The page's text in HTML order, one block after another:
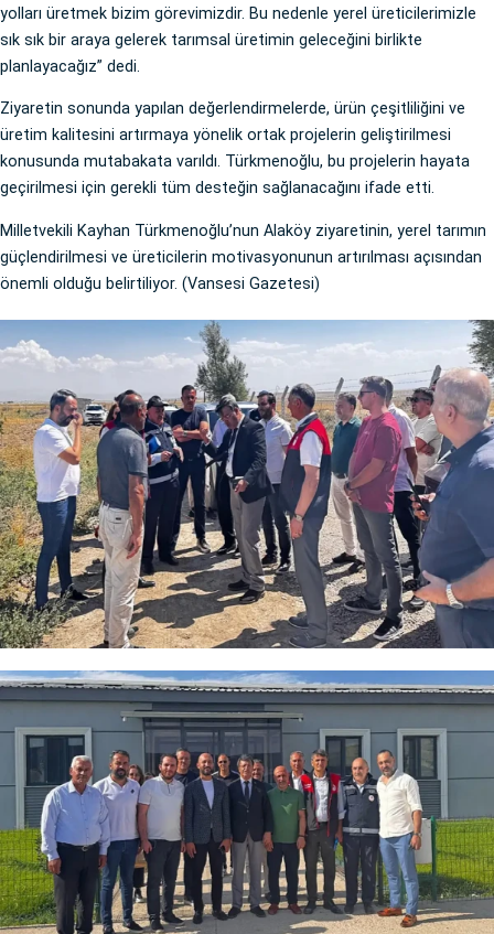
yolları üretmek bizim görevimizdir. Bu nedenle yerel üreticilerimizle
sık sık bir araya gelerek tarımsal üretimin geleceğini birlikte
planlayacağız” dedi.
Ziyaretin sonunda yapılan değerlendirmelerde, ürün çeşitliliğini ve
üretim kalitesini artırmaya yönelik ortak projelerin geliştirilmesi
konusunda mutabakata varıldı. Türkmenoğlu, bu projelerin hayata
geçirilmesi için gerekli tüm desteğin sağlanacağını ifade etti.
Milletvekili Kayhan Türkmenoğlu’nun Alaköy ziyaretinin, yerel tarımın
güçlendirilmesi ve üreticilerin motivasyonunun artırılması açısından
önemli olduğu belirtiliyor. (Vansesi Gazetesi)